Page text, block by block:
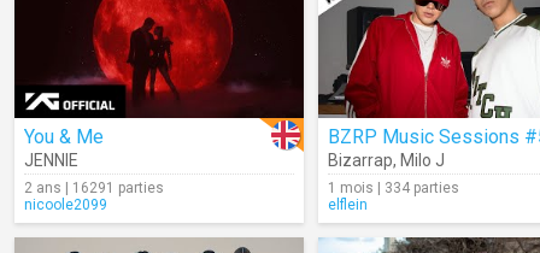
You & Me
JENNIE
2 ans | 16291 parties
nicoole2099
Bizarrap, Milo J
1 mois | 334 parties
elflein